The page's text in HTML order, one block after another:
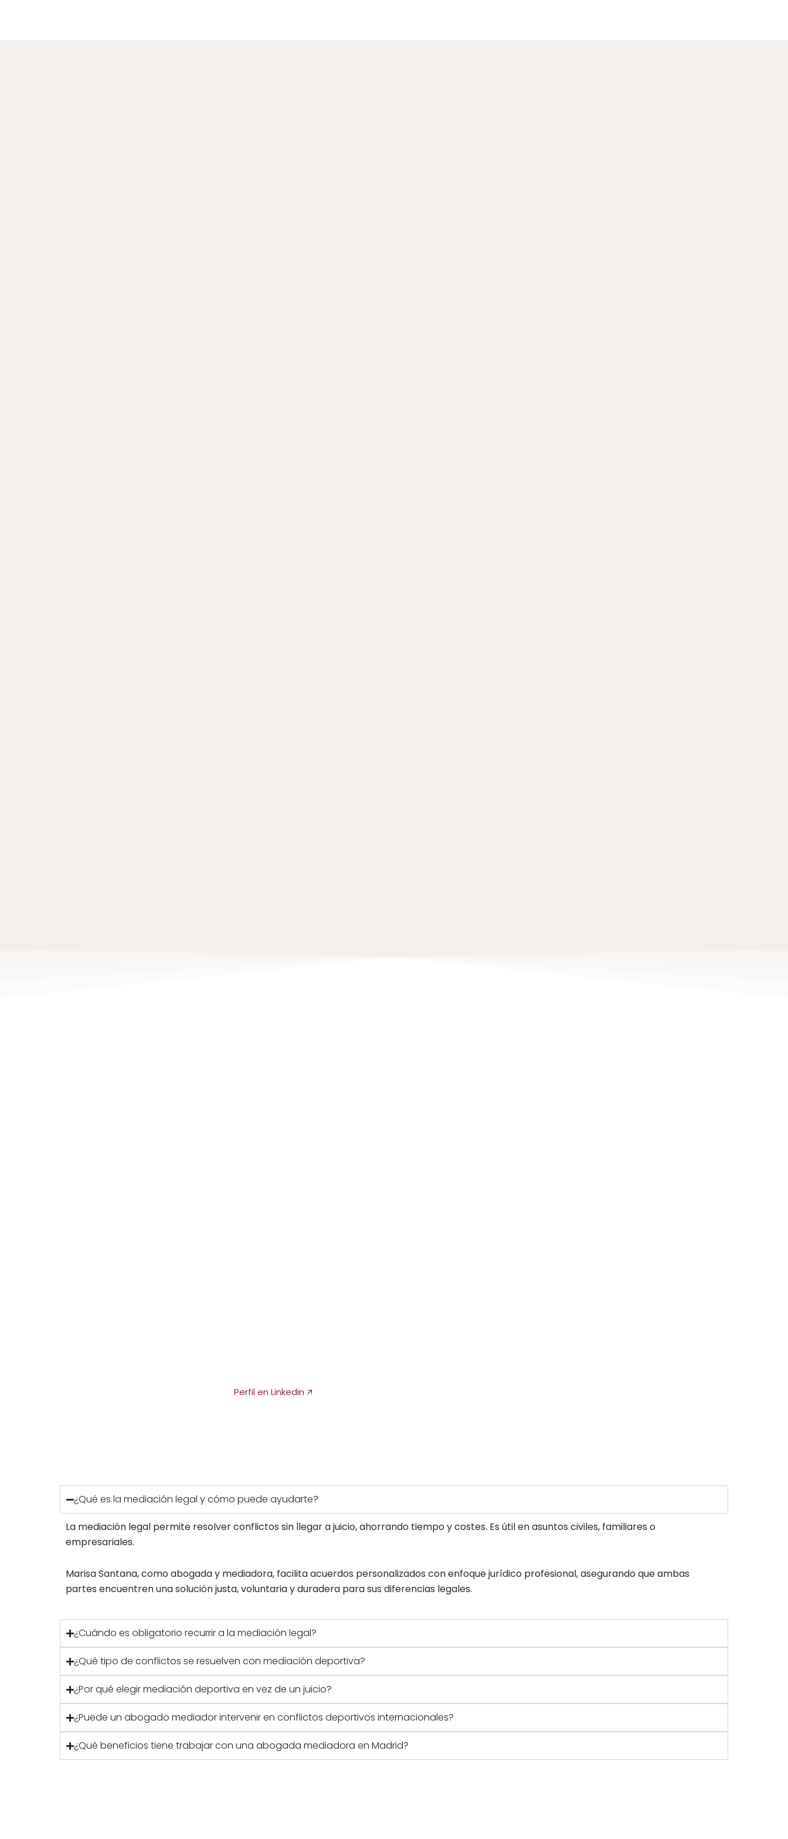
Perfil en Linkedin 🡭
¿Qué es la mediación legal y cómo puede ayudarte?
La mediación legal permite resolver conflictos sin llegar a juicio, ahorrando tiempo y costes. Es útil en asuntos civiles, familiares o
empresariales.
Marisa Santana, como abogada y mediadora, facilita acuerdos personalizados con enfoque jurídico profesional, asegurando que ambas
partes encuentren una solución justa, voluntaria y duradera para sus diferencias legales.
¿Cuándo es obligatorio recurrir a la mediación legal?
¿Qué tipo de conflictos se resuelven con mediación deportiva?
¿Por qué elegir mediación deportiva en vez de un juicio?
¿Puede un abogado mediador intervenir en conflictos deportivos internacionales?
¿Qué beneficios tiene trabajar con una abogada mediadora en Madrid?